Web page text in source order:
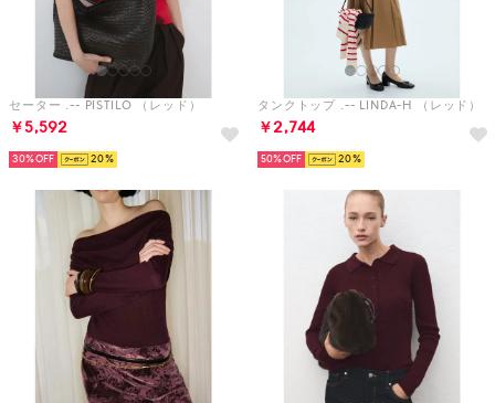
セーター .-- PISTILO （レッド）
￥5,592
30% 20
タンクトップ .-- LINDA-H （レッド）
￥2,744
50% 20